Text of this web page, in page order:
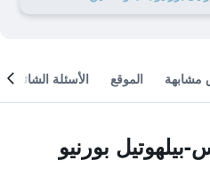
مشابهة الموقع الأسئلة الشائعة
بورنيو